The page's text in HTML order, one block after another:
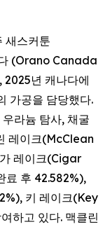
새스커툰
(Orano Canada
2025년 캐나다에
가공을 담당했다.
라늄 탐사, 채굴
레이크(McClean
레이크(Cigar
료 후 42.582%),
키 레이크(Key
하고 있다. 맥클린